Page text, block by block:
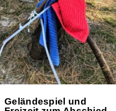
Geländespiel und